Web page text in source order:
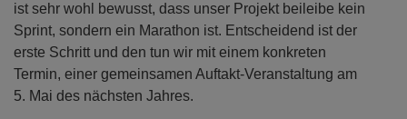
ist sehr wohl bewusst, dass unser Projekt beileibe kein
Sprint, sondern ein Marathon ist. Entscheidend ist der
erste Schritt und den tun wir mit einem konkreten
Termin, einer gemeinsamen Auftakt-Veranstaltung am
5. Mai des nächsten Jahres.